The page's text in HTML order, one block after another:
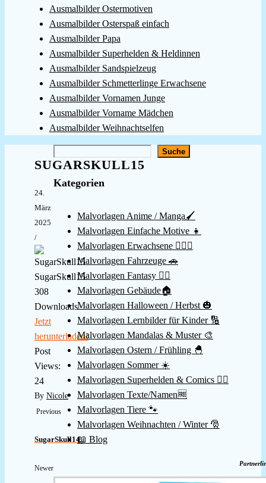
Ausmalbilder Ostermotiven
Ausmalbilder Osterspaß einfach
Ausmalbilder Papa
Ausmalbilder Superhelden & Heldinnen
Ausmalbilder Sandspielzeug
Ausmalbilder Schmetterlinge Erwachsene
Ausmalbilder Vornamen Junge
Ausmalbilder Vorname Mädchen
Ausmalbilder Weihnachtselfen
SUGARSKULL15
24.
März
2025
/
SugarSkull15
308
Downloads
Jetzt
herunterladen!
Post
Views:
24
By Nicole
Previous
SugarSkull14
Newer
Suche
Kategorien
Malvorlagen Anime / Manga🖌️
Malvorlagen Einfache Motive 👧
Malvorlagen Erwachsene 👱🏻‍♀️
Malvorlagen Fahrzeuge 🚗
Malvorlagen Fantasy 🧚‍♀️
Malvorlagen Gebäude🏠
Malvorlagen Halloween / Herbst 🎃
Malvorlagen Lernbilder für Kinder 🔢
Malvorlagen Mandalas & Muster 🎨
Malvorlagen Ostern / Frühling 🐣
Malvorlagen Sommer ☀️
Malvorlagen Superhelden & Comics 🦸‍♂️
Malvorlagen Texte/Namen🆓
Malvorlagen Tiere 🐾
Malvorlagen Weihnachten / Winter 🎅
📖 Blog